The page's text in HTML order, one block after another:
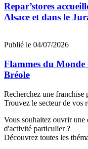
Repar’stores
Alsace et dans le
Publié le 04/07/2026
Flammes du
Bréole
Recherchez une franchise
Trouvez le secteur de vos
Vous souhaitez ouvrir une
d'activité particulier ?
Découvrez toutes les